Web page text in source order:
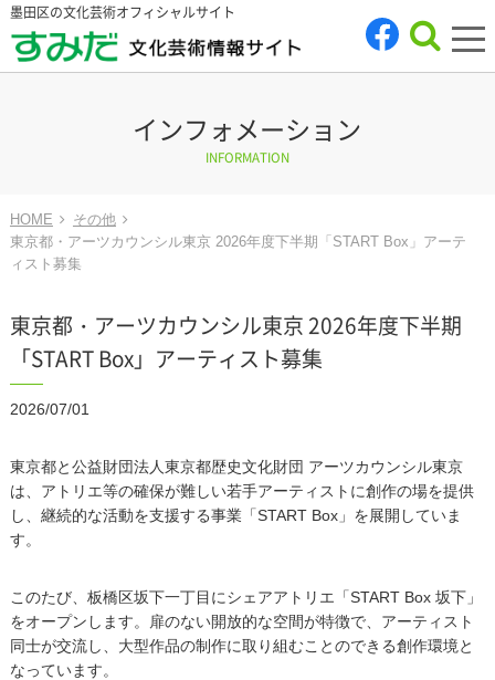
墨田区の文化芸術オフィシャルサイト
インフォメーション
INFORMATION
HOME
その他
東京都・アーツカウンシル東京 2026年度下半期「START Box」アーテ
ィスト募集
東京都・アーツカウンシル東京 2026年度下半期
「START Box」アーティスト募集
2026/07/01
東京都と公益財団法人東京都歴史文化財団 アーツカウンシル東京
は、アトリエ等の確保が難しい若手アーティストに創作の場を提供
し、継続的な活動を支援する事業「START Box」を展開していま
す。
このたび、板橋区坂下一丁目にシェアアトリエ「START Box 坂下」
をオープンします。扉のない開放的な空間が特徴で、アーティスト
同士が交流し、大型作品の制作に取り組むことのできる創作環境と
なっています。